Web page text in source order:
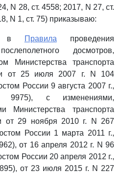
N 28, ст. 4558; 2017, N 27, ст.
N 1, ст. 75) приказываю:
в Правила проведения
досмотров,
Министерства транспорта
от 25 июля 2007 г. N 104
России 9 августа 2007 г.,
9975), с изменениями,
Министерства транспорта
от 29 ноября 2010 г. N 267
России 1 марта 2011 г.,
от 16 апреля 2012 г. N 96
России 20 апреля 2012 г.,
от 23 июля 2015 г. N 227